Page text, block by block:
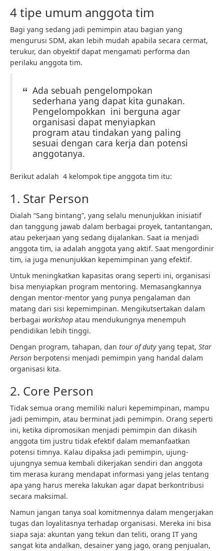
4 tipe umum anggota tim
Bagi yang sedang jadi pemimpin atau bagian yang
mengurusi SDM, akan lebih mudah apabila secara cermat,
terukur, dan obyektif dapat mengamati performa dan
perilaku anggota tim.
Ada sebuah pengelompokan
sederhana yang dapat kita gunakan.
Pengelompokkan ini berguna agar
organisasi dapat menyiapkan
program atau tindakan yang paling
sesuai dengan cara kerja dan potensi
anggotanya.
Berikut adalah 4 kelompok tipe anggota tim itu:
1. Star Person
Dialah “Sang bintang”, yang selalu menunjukkan inisiatif
dan tanggung jawab dalam berbagai proyek, tantantangan,
atau pekerjaan yang sedang dijalankan. Saat ia menjadi
anggota tim, ia adalah anggota yang aktif. Saat mengordinir
tim, ia juga menunjukkan kepemimpinan yang efektif.
Untuk meningkatkan kapasitas orang seperti ini, organisasi
bisa menyiapkan program mentoring. Memasangkannya
dengan mentor-mentor yang punya pengalaman dan
matang dari sisi kepemimpinan. Mengikutsertakan dalam
berbagai workshop atau mendukungnya menempuh
pendidikan lebih tinggi.
Dengan program, tahapan, dan tour of duty yang tepat, Star
Person berpotensi menjadi pemimpin yang handal dalam
organisasi kita.
2. Core Person
Tidak semua orang memiliki naluri kepemimpinan, mampu
jadi pemimpin, atau berminat jadi pemimpin. Orang seperti
ini, ketika dipromosikan menjadi pemimpin dan dikasih
anggota tim justru tidak efektif dalam memanfaatkan
potensi timnya. Kalau dipaksa jadi pemimpin, ujung-
ujungnya semua kembali dikerjakan sendiri dan anggota
tim merasa kurang mendapat informasi yang jelas tentang
apa yang harus mereka lakukan agar dapat berkontribusi
secara maksimal.
Namun jangan tanya soal komitmennya dalam mengerjakan
tugas dan loyalitasnya terhadap organisasi. Mereka ini bisa
siapa saja: akuntan yang tekun dan teliti, orang IT yang
sangat kita andalkan, desainer yang jago, orang penjualan,